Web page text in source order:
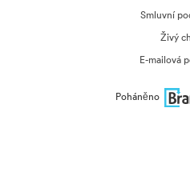
Smluvní
Živý
E-mailová
Poháněno